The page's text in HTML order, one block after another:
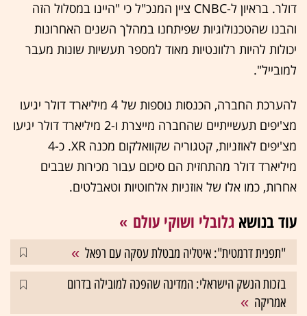
דולר. בראיון ל-CNBC ציין המנכ"ל כי "היינו במסלול הזה
והבנו שהטכנולוגיות שפיתחנו במהלך השנים האחרונות
יכולות להיות רלוונטיות מאוד למספר תעשיות שונות מעבר
למובייל".
להערכת החברה, הכנסות נוספות של 4 מיליארד דולר יגיעו
מצ'יפים תעשייתיים שהחברה מייצרת ו-2 מיליארד דולר יגיעו
מצ'יפים לאוזניות, קטגוריה שקוואלקום מכנה XR. כ-4
מיליארד דולר מהתחזית הם סיכום עבור מכירות שבבים
אחרות, כמו אלו של אוזניות אלחוטיות וטאבלטים.
עוד בנושא גלובלי ושוקי עולם
"תפנית דרמטית": איטליה מבטלת עסקה עם רפאל
בזכות הנשק הישראלי: המדינה שהפכה למובילה בדרום
אמריקה